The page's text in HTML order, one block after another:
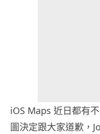
iOS Maps 近日都有
圖決定跟大家道歉，